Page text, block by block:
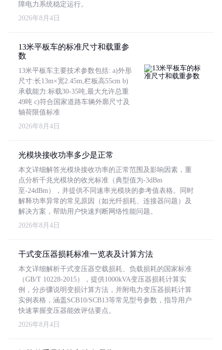
障电力系统稳定运行。
2026年8月4日
13米平板车的标准尺寸和载重参
数
13米平板车主要技术参数包括: a)外形
尺寸:长13m×宽2.45m,栏板高55cm b)
承载能力:标载30-35吨,最大允许总重
49吨 c)符合国家道路车辆外廓尺寸及
轴荷限值标准
2026年8月4日
光模块接收功率多少是正常
本文详细解答光模块接收功率的正常范围及影响因素，重
点分析千兆光模块的收光标准（典型值为-3dBm
至-24dBm），并提供不同速率光模块的参考值表格。同时
解释功率异常的常见原因（如光纤损耗、连接器问题）及
解决方案，帮助用户快速判断网络性能问题。
2026年8月4日
干式变压器损耗标准一览表及计算方法
本文详细解析干式变压器空载损耗、负载损耗的国家标准
（GB/T 10228-2015），提供1000kVA变压器损耗计算实
例，分步骤说明变损计算方法，并附电力变压器损耗计算
实例表格，涵盖SCB10/SCB13等常见型号参数，指导用户
快速掌握变压器能效评估要点。
2026年8月4日